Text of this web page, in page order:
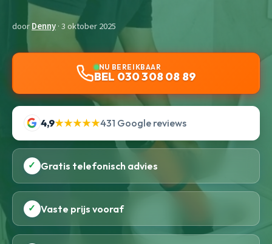
doorDenny· 3 oktober 2025
NU BEREIKBAAR
BEL 030 308 08 89
4,9★★★★★431 Google reviews
✓ Gratis telefonisch advies
✓ Vaste prijs vooraf